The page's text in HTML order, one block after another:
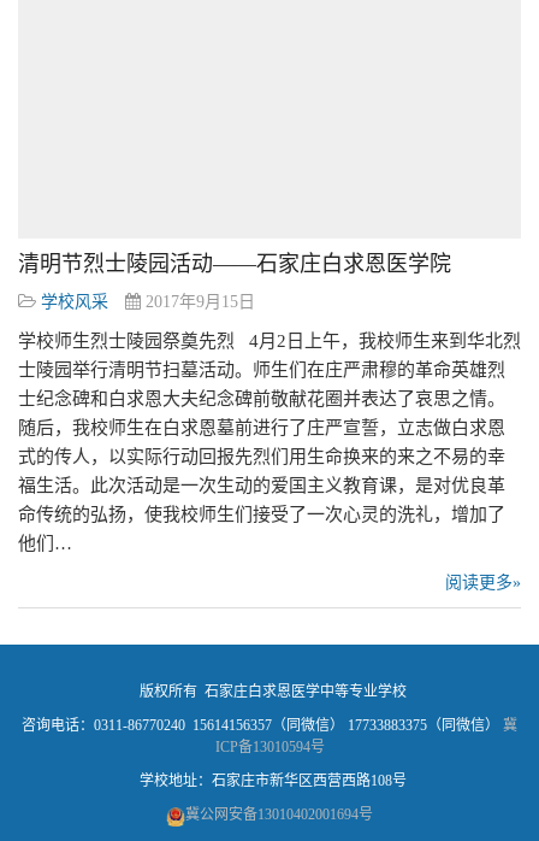
清明节烈士陵园活动——石家庄白求恩医学院
学校风采 2017年9月15日
学校师生烈士陵园祭奠先烈 4月2日上午，我校师生来到华北烈
士陵园举行清明节扫墓活动。师生们在庄严肃穆的革命英雄烈
士纪念碑和白求恩大夫纪念碑前敬献花圈并表达了哀思之情。
随后，我校师生在白求恩墓前进行了庄严宣誓，立志做白求恩
式的传人，以实际行动回报先烈们用生命换来的来之不易的幸
福生活。此次活动是一次生动的爱国主义教育课，是对优良革
命传统的弘扬，使我校师生们接受了一次心灵的洗礼，增加了
他们…
阅读更多»
版权所有 石家庄白求恩医学中等专业学校
咨询电话：0311-86770240 15614156357（同微信） 17733883375（同微信） 冀
ICP备13010594号
学校地址：石家庄市新华区西营西路108号
冀公网安备13010402001694号